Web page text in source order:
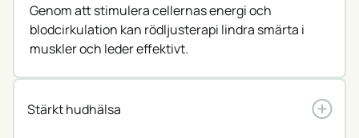
Genom att stimulera cellernas energi och
blodcirkulation kan rödljusterapi lindra smärta i
muskler och leder effektivt.
Stärkt hudhälsa